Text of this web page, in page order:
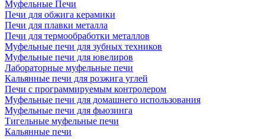
Муфельные Печи
Печи для обжига керамики
Печи для плавки металла
Печи для термообработки металлов
Муфельные печи для зубных техников
Муфельные печи для ювелиров
Лабораторные муфельные печи
Кальянные печи для розжига углей
Печи с программируемым контролером
Муфельные печи для домашнего использования
Муфельные печи для фьюзинга
Тигельные муфельные печи
Кальянные печи